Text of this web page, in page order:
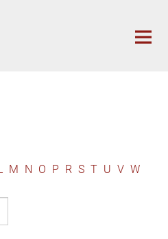
M N O P R S T U V W